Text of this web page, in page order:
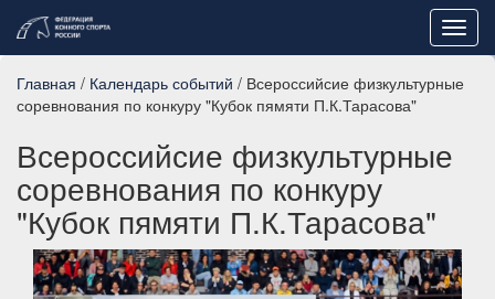
Главная / Календарь событий / Всероссийсие физкультурные
соревнования по конкуру "Кубок пямяти П.К.Тарасова"
Всероссийсие физкультурные
соревнования по конкуру
"Кубок пямяти П.К.Тарасова"